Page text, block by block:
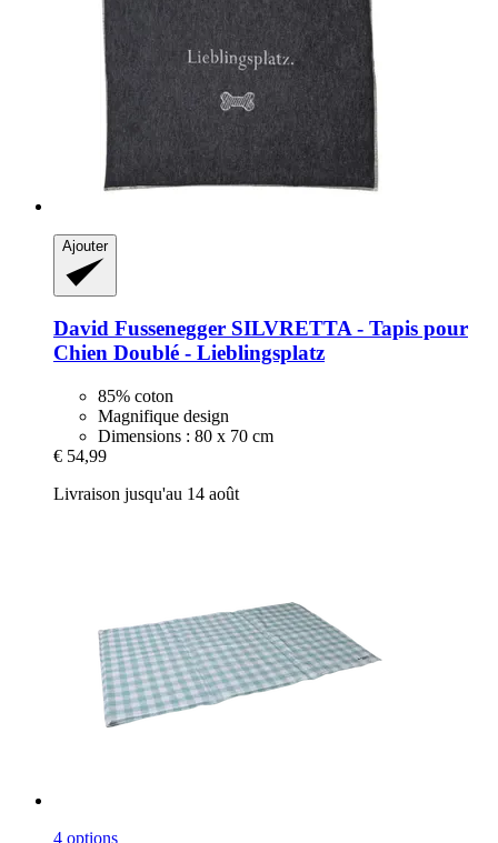
Ajouter
David Fussenegger SILVRETTA -​ Tapis pour
Chien Doublé -​ Lieblingsplatz
85% coton
Magnifique design
Dimensions : 80 x 70 cm
€ 54,99
Livraison jusqu'au 14 août
4 options